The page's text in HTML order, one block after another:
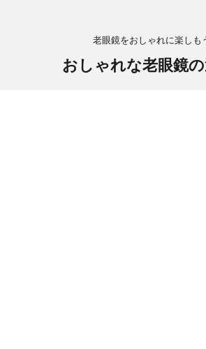
老眼鏡をおしゃれに楽しも
おしゃれな老眼鏡